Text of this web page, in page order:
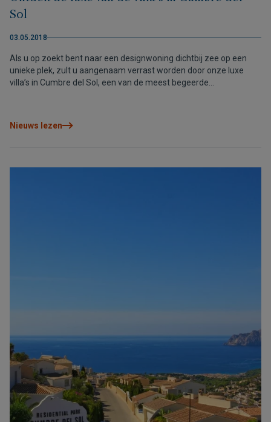
Sol
03.05.2018
Als u op zoekt bent naar een designwoning dichtbij zee op een
unieke plek, zult u aangenaam verrast worden door onze luxe
villa’s in Cumbre del Sol, een van de meest begeerde
Nieuws lezen